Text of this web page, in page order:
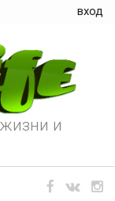
вход
и